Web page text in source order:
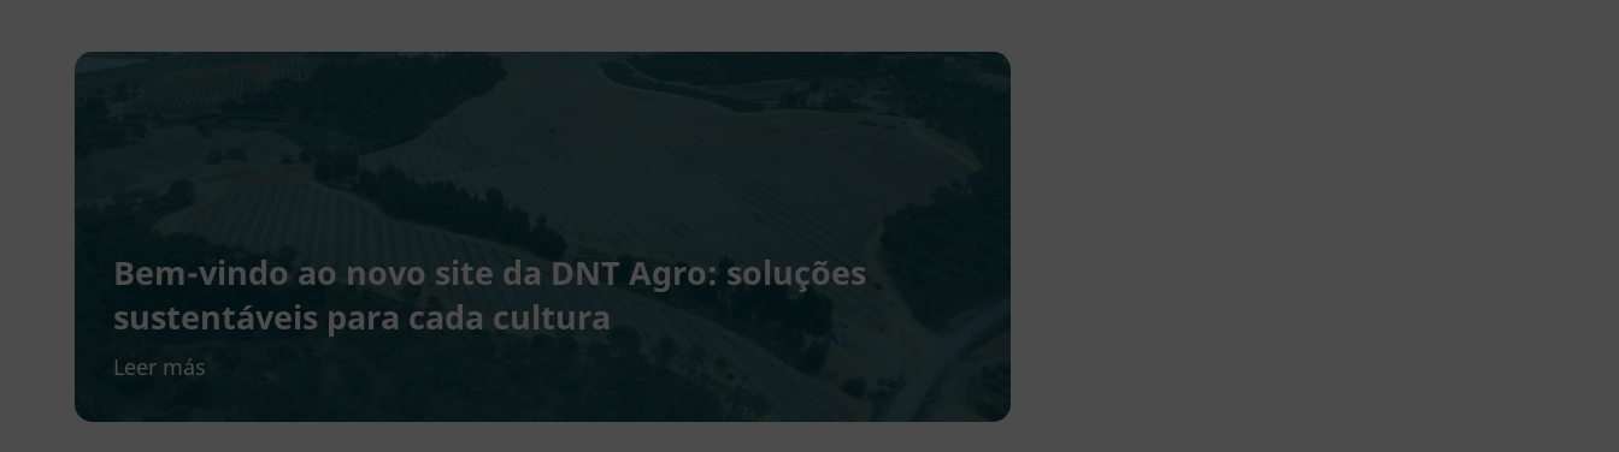
Bem-vindo ao novo site da DNT Agro: soluções
sustentáveis para cada cultura
Leer más